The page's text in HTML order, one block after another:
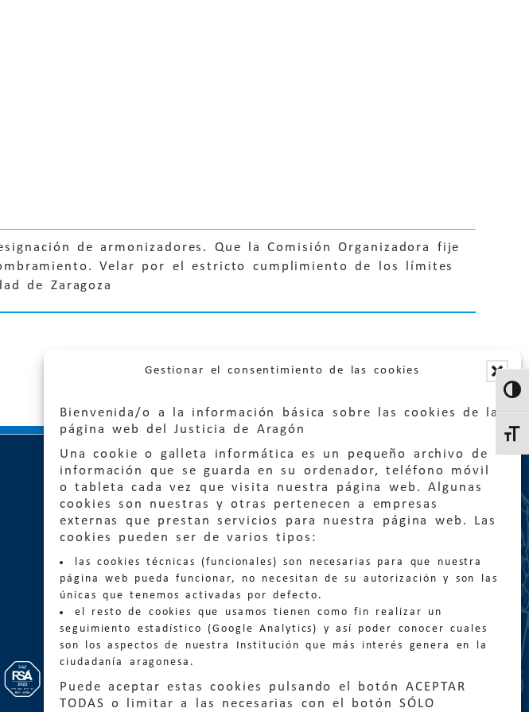
Gestionar el consentimiento de las cookies
Bienvenida/o a la información básica sobre las cookies de la
página web del Justicia de Aragón
Una cookie o galleta informática es un pequeño archivo de
información que se guarda en su ordenador, teléfono móvil
o tableta cada vez que visita nuestra página web. Algunas
cookies son nuestras y otras pertenecen a empresas
externas que prestan servicios para nuestra página web. Las
cookies pueden ser de varios tipos:
las cookies técnicas (funcionales) son necesarias para que nuestra
página web pueda funcionar, no necesitan de su autorización y son las
únicas que tenemos activadas por defecto.
el resto de cookies que usamos tienen como fin realizar un
seguimiento estadístico (Google Analytics) y así poder conocer cuales
son los aspectos de nuestra Institución que más interés genera en la
ciudadanía aragonesa.
Puede aceptar estas cookies pulsando el botón ACEPTAR
TODAS o limitar a las necesarias con el botón SÓLO
de armonizadores. Que la Comisión Organizadora fije
Velar por el estricto cumplimiento de los límites
de Zaragoza
Quejas:quejas@eljusticiadearagon.es
Información general:
informacion@eljusticiadearagon.es
Teléfonos: 900 210 210/ 976 399 354